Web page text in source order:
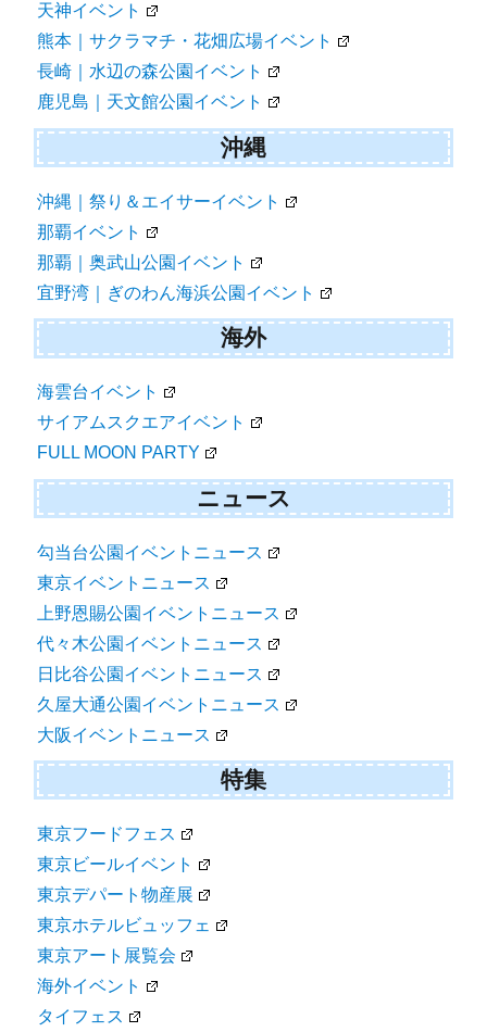
天神イベント
熊本｜サクラマチ・花畑広場イベント
長崎｜水辺の森公園イベント
鹿児島｜天文館公園イベント
沖縄
沖縄｜祭り＆エイサーイベント
那覇イベント
那覇｜奥武山公園イベント
宜野湾｜ぎのわん海浜公園イベント
海外
海雲台イベント
サイアムスクエアイベント
FULL MOON PARTY
ニュース
勾当台公園イベントニュース
東京イベントニュース
上野恩賜公園イベントニュース
代々木公園イベントニュース
日比谷公園イベントニュース
久屋大通公園イベントニュース
大阪イベントニュース
特集
東京フードフェス
東京ビールイベント
東京デパート物産展
東京ホテルビュッフェ
東京アート展覧会
海外イベント
タイフェス